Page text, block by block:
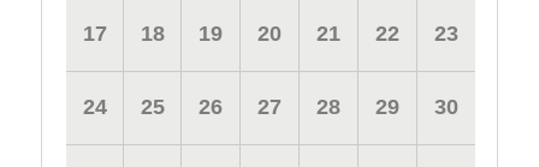
17 18 19 20 21 22 23
24 25 26 27 28 29 30